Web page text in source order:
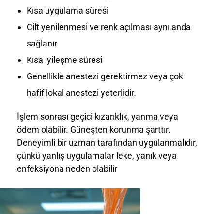
Kısa uygulama süresi
Cilt yenilenmesi ve renk açılması aynı anda
sağlanır
Kısa iyileşme süresi
Genellikle anestezi gerektirmez veya çok
hafif lokal anestezi yeterlidir.
İşlem sonrası geçici kızarıklık, yanma veya
ödem olabilir. Güneşten korunma şarttır.
Deneyimli bir uzman tarafından uygulanmalıdır,
çünkü yanlış uygulamalar leke, yanık veya
enfeksiyona neden olabilir